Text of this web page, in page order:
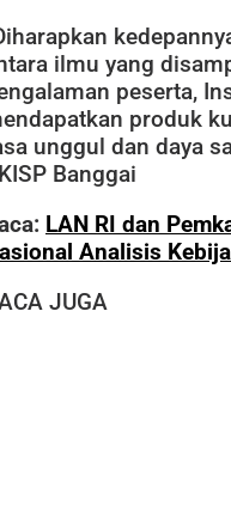
ilmu yang
peserta,
produk
unggul dan daya
Banggai
LAN RI dan
Analisis
JUGA